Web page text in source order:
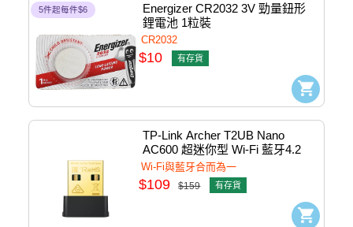
5件起每件$6
Energizer CR2032 3V 勁量鈕形
鋰電池 1粒裝
CR2032
$10 有存貨
TP-Link Archer T2UB Nano
AC600 超迷你型 Wi-Fi 藍牙4.2
USB無線網卡 #0152502358
Wi-Fi與藍牙合而為一
$109 $159 有存貨